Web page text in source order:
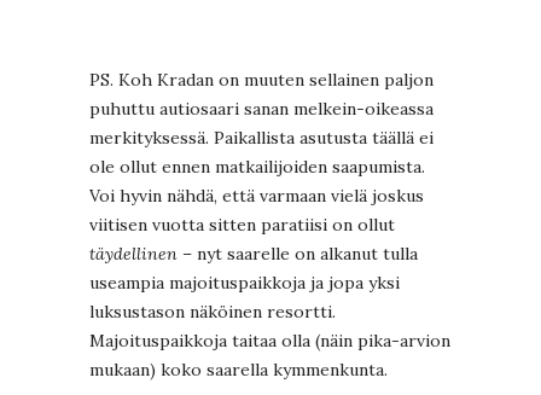
PS. Koh Kradan on muuten sellainen paljon
puhuttu autiosaari sanan melkein-oikeassa
merkityksessä. Paikallista asutusta täällä ei
ole ollut ennen matkailijoiden saapumista.
Voi hyvin nähdä, että varmaan vielä joskus
viitisen vuotta sitten paratiisi on ollut
täydellinen – nyt saarelle on alkanut tulla
useampia majoituspaikkoja ja jopa yksi
luksustason näköinen resortti.
Majoituspaikkoja taitaa olla (näin pika-arvion
mukaan) koko saarella kymmenkunta.